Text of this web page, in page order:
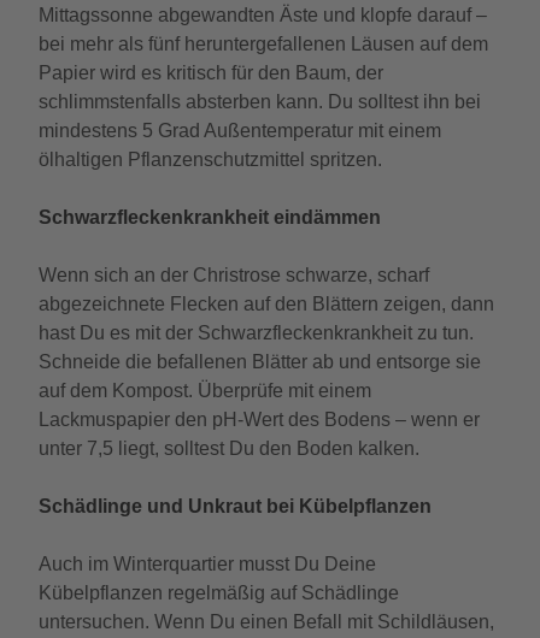
Mittagssonne abgewandten Äste und klopfe darauf –
bei mehr als fünf heruntergefallenen Läusen auf dem
Papier wird es kritisch für den Baum, der
schlimmstenfalls absterben kann. Du solltest ihn bei
mindestens 5 Grad Außentemperatur mit einem
ölhaltigen Pflanzenschutzmittel spritzen.
Schwarzfleckenkrankheit eindämmen
Wenn sich an der Christrose schwarze, scharf
abgezeichnete Flecken auf den Blättern zeigen, dann
hast Du es mit der Schwarzfleckenkrankheit zu tun.
Schneide die befallenen Blätter ab und entsorge sie
auf dem Kompost. Überprüfe mit einem
Lackmuspapier den pH-Wert des Bodens – wenn er
unter 7,5 liegt, solltest Du den Boden kalken.
Schädlinge und Unkraut bei Kübelpflanzen
Auch im Winterquartier musst Du Deine
Kübelpflanzen regelmäßig auf Schädlinge
untersuchen. Wenn Du einen Befall mit Schildläusen,